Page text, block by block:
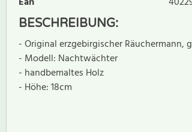
BESCHREIBUNG:
- Original erzgebirgischer Räuchermann,
- Modell: Nachtwächter
- handbemaltes Holz
- Höhe: 18cm